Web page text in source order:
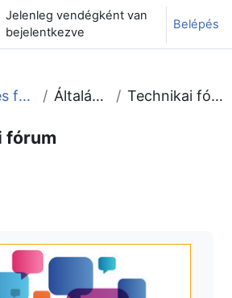
adatok váltása
Jelenleg vendégként van
bejelentkezve
Belépés
Moodle tudástár és fórum Általános Technikai fórum
fórum